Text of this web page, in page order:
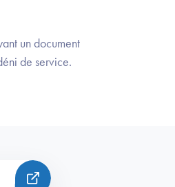
un document
de service.